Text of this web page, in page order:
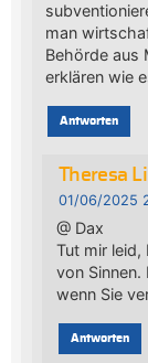
man
Behörde aus
erklären wie
Antworten
Theresa
01/06/2025
@ Dax
Tut mir leid,
von Sinnen.
wenn Sie
Antworten